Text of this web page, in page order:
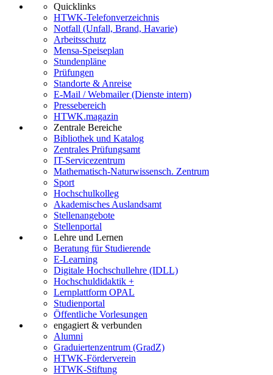
Quicklinks
HTWK-Telefonverzeichnis
Notfall (Unfall, Brand, Havarie)
Arbeitsschutz
Mensa-Speiseplan
Stundenpläne
Prüfungen
Standorte & Anreise
E-Mail / Webmailer (Dienste intern)
Pressebereich
HTWK.magazin
Zentrale Bereiche
Bibliothek und Katalog
Zentrales Prüfungsamt
IT-Servicezentrum
Mathematisch-Naturwissensch. Zentrum
Sport
Hochschulkolleg
Akademisches Auslandsamt
Stellenangebote
Stellenportal
Lehre und Lernen
Beratung für Studierende
E-Learning
Digitale Hochschullehre (IDLL)
Hochschuldidaktik +
Lernplattform OPAL
Studienportal
Öffentliche Vorlesungen
engagiert & verbunden
Alumni
Graduiertenzentrum (GradZ)
HTWK-Förderverein
HTWK-Stiftung